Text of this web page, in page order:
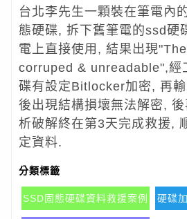
台北李先生一顆裝在筆電內
態硬碟, 拆下舊筆電的ssd硬
電上直接使用, 結果出現
corruped & unreadable",經
碟有設定Bitlocker加密, 再
後出現結構損壞無法解密,
析破解終在第3天完成救援,
定資料.
分類標籤
SSD固態硬碟資料救援案例 硬碟